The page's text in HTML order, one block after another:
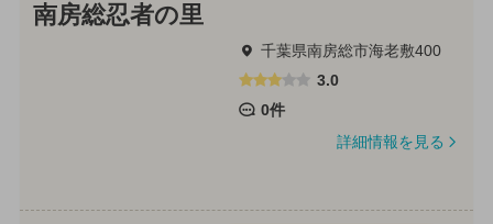
南房総忍者の里
千葉県南房総市海老敷400
3.0
0件
詳細情報を見る